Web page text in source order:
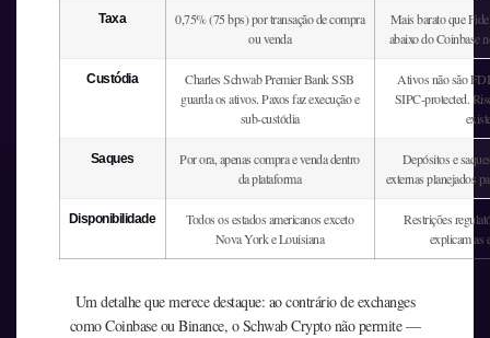
Taxa
0,75% (75 bps) por transação de compra
ou venda
Mais barato que
abaixo do Coinbase
Custódia
Charles Schwab Premier Bank SSB
guarda os ativos. Paxos faz execução e
sub-custódia
Ativos não são
SIPC-protected.
Saques
Por ora, apenas compra e venda dentro
da plataforma
Depósitos e
externas planejados
Disponibilidade
Todos os estados americanos exceto
Nova York e Louisiana
Restrições
explicam as
Um detalhe que merece destaque: ao contrário de exchanges
como Coinbase ou Binance, o Schwab Crypto não permite —